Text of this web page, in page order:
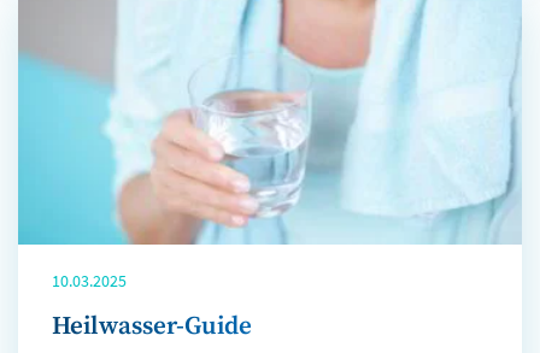
10.03.2025
Heilwasser-Guide